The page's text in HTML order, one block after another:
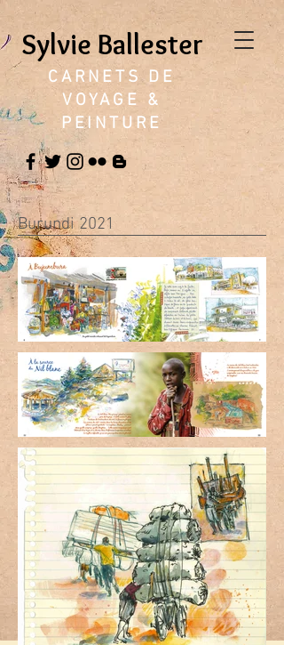
Sylvie Ballester
CARNETS DE
VOYAGE &
PEINTURE
Burundi 2021